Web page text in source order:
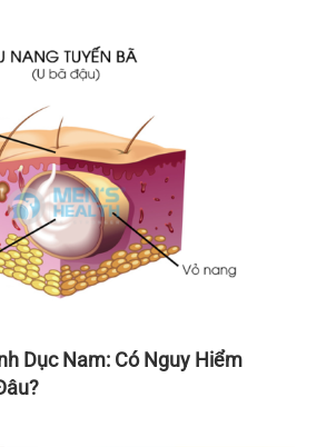
Dục Nam: Có Nguy Hiểm